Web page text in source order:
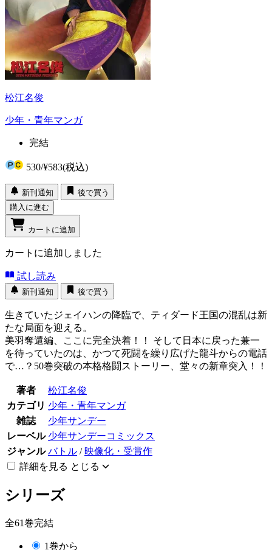
松江名俊
少年・青年マンガ
完結
530/¥583(税込)
新刊通知
後で買う
購入に進む
カートに追加
カートに追加しました
試し読み
新刊通知 後で買う
生きていたジェイハンの降臨で、ティダード王国の混乱は新
たな局面を迎える。
美羽奪還編、ここに完全決着！！ そして日本に戻った兼一
を待っていたのは、かつて死闘を繰り広げた龍斗からの電話
で…？50巻突破の本格格闘ストーリー、堂々の新章突入！！
著者
松江名俊
カテゴリ 少年・青年マンガ
雑誌
少年サンデー
レーベル 少年サンデーコミックス
ジャンル バトル / 映像化・受賞作
詳細を見る とじる
シリーズ
全61巻完結
1巻から